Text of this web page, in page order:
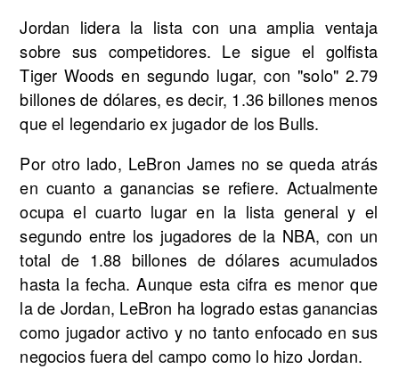
Jordan lidera la lista con una amplia ventaja
sobre sus competidores. Le sigue el golfista
Tiger Woods en segundo lugar, con "solo" 2.79
billones de dólares, es decir, 1.36 billones menos
que el legendario ex jugador de los Bulls.
Por otro lado, LeBron James no se queda atrás
en cuanto a ganancias se refiere. Actualmente
ocupa el cuarto lugar en la lista general y el
segundo entre los jugadores de la NBA, con un
total de 1.88 billones de dólares acumulados
hasta la fecha. Aunque esta cifra es menor que
la de Jordan, LeBron ha logrado estas ganancias
como jugador activo y no tanto enfocado en sus
negocios fuera del campo como lo hizo Jordan.